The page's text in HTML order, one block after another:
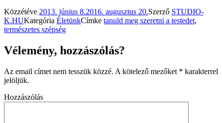
Közzétéve 2013. június 8.2016. augusztus 20.Szerző STUDIO-
K.HUKategória ÉletünkCímke tanuld meg szeretni a testedet,
természetes szépség
Vélemény, hozzászólás?
Az email címet nem tesszük közzé. A kötelező mezőket * karakterrel
jelöljük.
Hozzászólás